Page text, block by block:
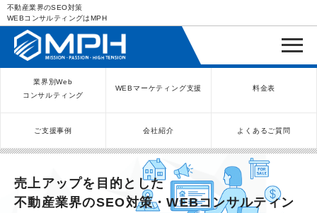
不動産業界のSEO対策
WEBコンサルティングはMPH
業界別Web
コンサルティング
WEBコンサルティングサービス
美容クリニック（自由診療）
弁護士（士業）
ネットショップ（ECサイト）
ポータルサイト
ケータリング
実店舗運営
不動産
歯医者
スクール経営
エステサロン
レンタルビジネス
WEBマーケティング支援
SEO対策コンサルティング
リスティング広告運用代行
Meta/Instagram広告運用代行
SNS運用代行・支援サービス
LINE運用コンサルティング
クリニックのInstagram運用
クリニックの動画広告運用
YouTube運用代行
WEB解析・LPO
EFOコンサルティング
インバウンド向け集客サービス
料金表
ご支援事例 会社紹介 よくあるご質問
売上アップを目的とした
不動産業界のSEO対策・WEBコンサルティン